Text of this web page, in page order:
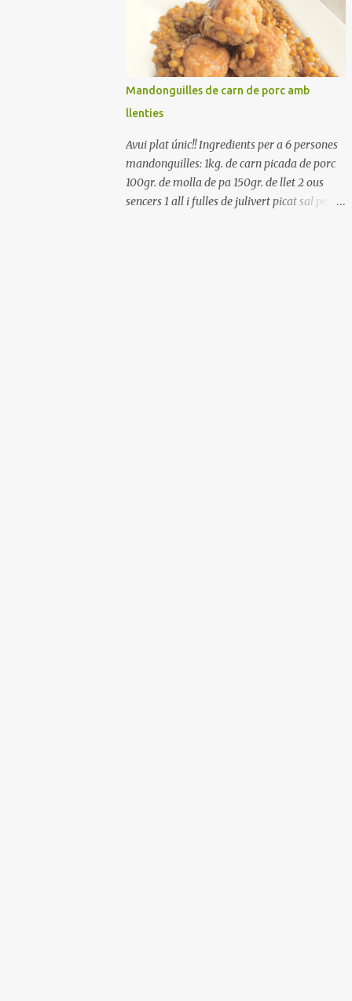
Renteu els pebrots i talleu-los a trossets.
Renteu les tomates i talleu-les a octaus.
Talleu les olives a rodanxes. Una hora abans
de portar a la taula, poseu els cigrons, ben
escorreguts, en un bol, amb la resta
d'ingredients: les tomates, el pebrot, la ceba,
(escorreguda), les olives i la tonyina
esmicolada. Amaniu amb sal i oli... bon
profit!!
Mandonguilles de carn de porc amb
llenties
Avui plat únic!! Ingredients per a 6 persones
mandonguilles: 1kg. de carn picada de porc
100gr. de molla de pa 150gr. de llet 2 ous
sencers 1 all i fulles de julivert picat sal pebre